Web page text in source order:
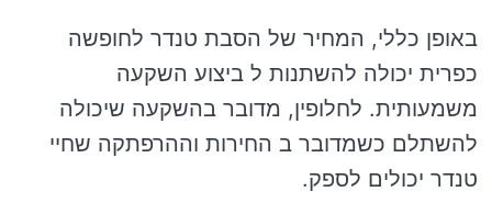
באופן כללי, המחיר של הסבת טנדר לחופשה
כפרית יכולה להשתנות ל ביצוע השקעה
משמעותית. לחלופין, מדובר בהשקעה שיכולה
להשתלם כשמדובר ב החירות וההרפתקה שחיי
טנדר יכולים לספק.